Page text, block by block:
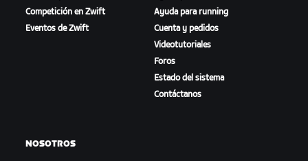
Competición en Zwift
Eventos de Zwift
Ayuda para running
Cuenta y pedidos
Videotutoriales
Foros
Estado del sistema
Contáctanos
NOSOTROS